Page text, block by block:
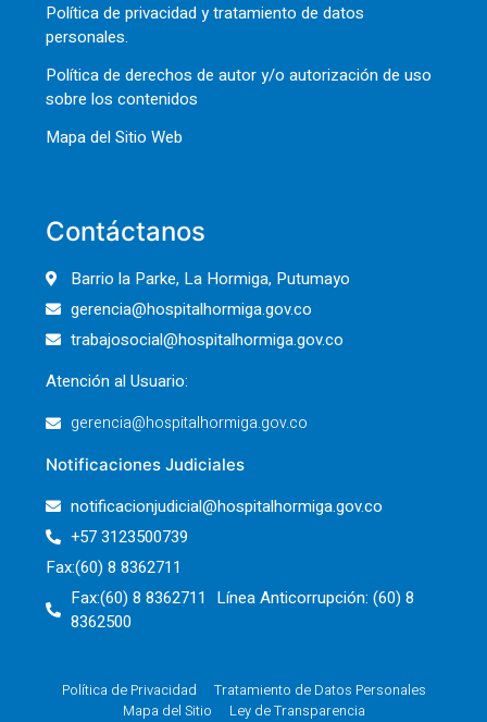
Política de privacidad y tratamiento de datos
personales.
Política de derechos de autor y/o autorización de uso
sobre los contenidos
Mapa del Sitio Web
Contáctanos
Barrio la Parke, La Hormiga, Putumayo
gerencia@hospitalhormiga.gov.co
trabajosocial@hospitalhormiga.gov.co
Atención al Usuario:
gerencia@hospitalhormiga.gov.co
Notificaciones Judiciales
notificacionjudicial@hospitalhormiga.gov.co
+57 3123500739
Fax:(60) 8 8362711
Fax:(60) 8 8362711 Línea Anticorrupción: (60) 8
8362500
Política de Privacidad
Tratamiento de Datos Personales
Mapa del Sitio
Ley de Transparencia